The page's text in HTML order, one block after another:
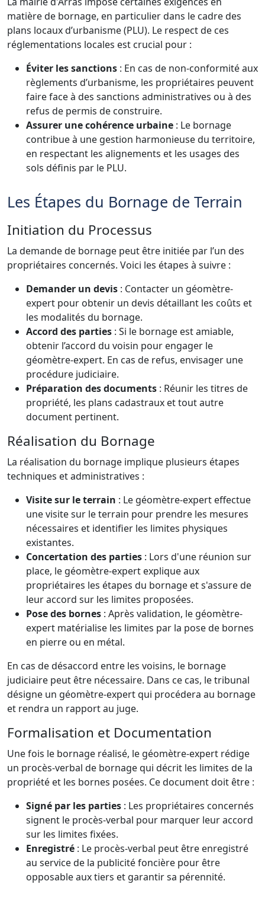
matière de bornage, en particulier dans le cadre des
plans locaux d’urbanisme (PLU). Le respect de ces
réglementations locales est crucial pour :
Éviter les sanctions : En cas de non-conformité aux
règlements d’urbanisme, les propriétaires peuvent
faire face à des sanctions administratives ou à des
refus de permis de construire.
Assurer une cohérence urbaine : Le bornage
contribue à une gestion harmonieuse du territoire,
en respectant les alignements et les usages des
sols définis par le PLU.
Les Étapes du Bornage de Terrain
Initiation du Processus
La demande de bornage peut être initiée par l’un des
propriétaires concernés. Voici les étapes à suivre :
Demander un devis : Contacter un géomètre-
expert pour obtenir un devis détaillant les coûts et
les modalités du bornage.
Accord des parties : Si le bornage est amiable,
obtenir l’accord du voisin pour engager le
géomètre-expert. En cas de refus, envisager une
procédure judiciaire.
Préparation des documents : Réunir les titres de
propriété, les plans cadastraux et tout autre
document pertinent.
Réalisation du Bornage
La réalisation du bornage implique plusieurs étapes
techniques et administratives :
Visite sur le terrain : Le géomètre-expert effectue
une visite sur le terrain pour prendre les mesures
nécessaires et identifier les limites physiques
existantes.
Concertation des parties : Lors d'une réunion sur
place, le géomètre-expert explique aux
propriétaires les étapes du bornage et s'assure de
leur accord sur les limites proposées.
Pose des bornes : Après validation, le géomètre-
expert matérialise les limites par la pose de bornes
en pierre ou en métal.
En cas de désaccord entre les voisins, le bornage
judiciaire peut être nécessaire. Dans ce cas, le tribunal
désigne un géomètre-expert qui procédera au bornage
et rendra un rapport au juge.
Formalisation et Documentation
Une fois le bornage réalisé, le géomètre-expert rédige
un procès-verbal de bornage qui décrit les limites de la
propriété et les bornes posées. Ce document doit être :
Signé par les parties : Les propriétaires concernés
signent le procès-verbal pour marquer leur accord
sur les limites fixées.
Enregistré : Le procès-verbal peut être enregistré
au service de la publicité foncière pour être
opposable aux tiers et garantir sa pérennité.